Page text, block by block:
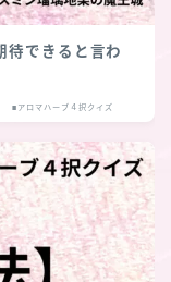
待できると言わ
■アロマハーブ４択クイズ